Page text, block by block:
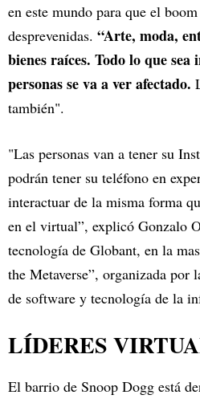
en este mundo para que el
desprevenidas. “Arte, moda,
bienes raíces. Todo lo que
personas se va a ver afectado.
también".
"Las personas van a tener su
podrán tener su teléfono en
interactuar de la misma forma
en el virtual”, explicó Gonzalo
tecnología de Globant, en la
the Metaverse”, organizada por
de software y tecnología de la
LÍDERES
El barrio de Snoop Dogg está